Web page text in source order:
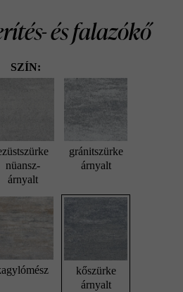
és falazókő
SZÍN:
nüansz-
árnyalt
gránitszürke
árnyalt
kőszürke
árnyalt